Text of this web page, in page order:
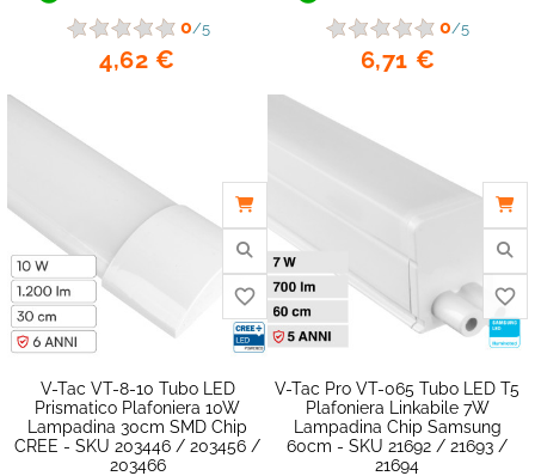
0/5
4,62 €
0/5
6,71 €
V-Tac VT-8-10 Tubo LED
Prismatico Plafoniera 10W
Lampadina 30cm SMD Chip
CREE - SKU 203446 / 203456 /
203466
V-Tac Pro VT-065 Tubo LED T5
Plafoniera Linkabile 7W
Lampadina Chip Samsung
60cm - SKU 21692 / 21693 /
21694